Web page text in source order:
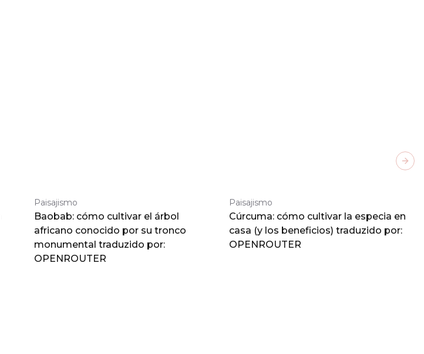
Paisajismo
Baobab: cómo cultivar el árbol
africano conocido por su tronco
monumental traduzido por:
OPENROUTER
Paisajismo
Cúrcuma: cómo cultivar la especia en
casa (y los beneficios) traduzido por:
OPENROUTER